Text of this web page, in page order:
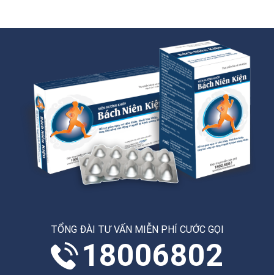
TỔNG ĐÀI TƯ VẤN MIỄN PHÍ CƯỚC GỌI
18006802